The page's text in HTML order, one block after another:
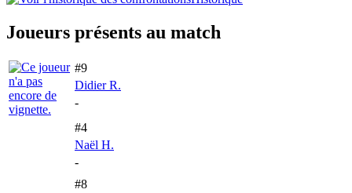
Joueurs présents au match
#9
Didier R.
-
#4
Naël H.
-
#8